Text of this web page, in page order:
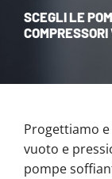
SCEGLI LE
Progettiamo
vuoto e
pompe